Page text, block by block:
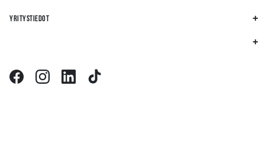
YRITYSTIEDOT